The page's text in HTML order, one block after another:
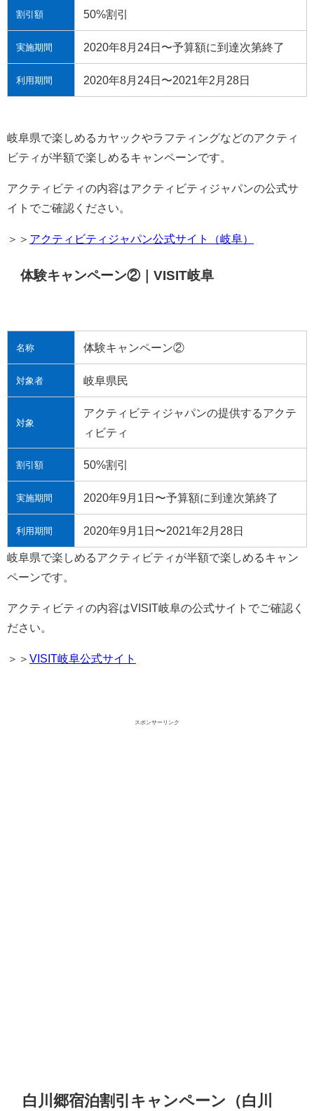
割引額 50%割引
実施期間 2020年8月24日〜予算額に到達次第終了
利用期間 2020年8月24日〜2021年2月28日
岐阜県で楽しめるカヤックやラフティングなどのアクティ
ビティが半額で楽しめるキャンペーンです。
アクティビティの内容はアクティビティジャパンの公式サ
イトでご確認ください。
＞＞ アクティビティジャパン公式サイト（岐阜）
体験キャンペーン②｜VISIT岐阜
名称 体験キャンペーン②
対象者 岐阜県民
対象
アクティビティジャパンの提供するアクテ
ィビティ
割引額 50%割引
実施期間 2020年9月1日〜予算額に到達次第終了
利用期間 2020年9月1日〜2021年2月28日
岐阜県で楽しめるアクティビティが半額で楽しめるキャン
ペーンです。
アクティビティの内容はVISIT岐阜の公式サイトでご確認く
ださい。
＞＞ VISIT岐阜公式サイト
スポンサーリンク
白川郷宿泊割引キャンペーン（白川